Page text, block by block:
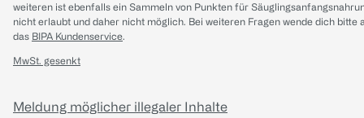
weiteren ist ebenfalls ein Sammeln von Punkten für
nicht erlaubt und daher nicht möglich. Bei weiteren Fragen wende dich bitte
das BIPA Kundenservice.
MwSt. gesenkt
Meldung möglicher illegaler Inhalte